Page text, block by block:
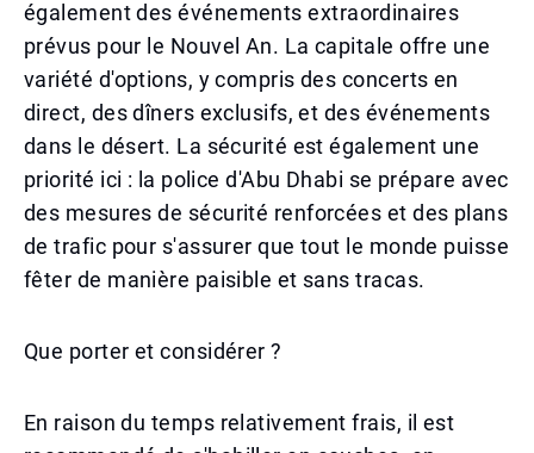
également des événements extraordinaires
prévus pour le Nouvel An. La capitale offre une
variété d'options, y compris des concerts en
direct, des dîners exclusifs, et des événements
dans le désert. La sécurité est également une
priorité ici : la police d'Abu Dhabi se prépare avec
des mesures de sécurité renforcées et des plans
de trafic pour s'assurer que tout le monde puisse
fêter de manière paisible et sans tracas.
Que porter et considérer ?
En raison du temps relativement frais, il est